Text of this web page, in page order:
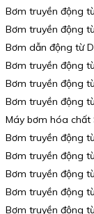
Bơm truyền động
Bơm truyền động
Bơm dẫn động từ
Bơm truyền động
Bơm truyền động
Bơm truyền động
Máy bơm hóa chất
Bơm truyền động
Bơm truyền động
Bơm truyền động
Bơm truyền động
Bơm truyền động